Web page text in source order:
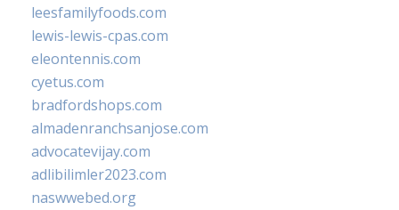
leesfamilyfoods.com
lewis-lewis-cpas.com
eleontennis.com
cyetus.com
bradfordshops.com
almadenranchsanjose.com
advocatevijay.com
adlibilimler2023.com
naswwebed.org